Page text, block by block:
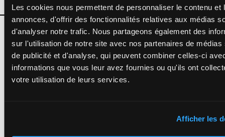
Les cookies nous permettent de personnaliser le contenu et
annonces, d'offrir des fonctionnalités relatives aux médias
d'analyser notre trafic. Nous partageons également des
sur l'utilisation de notre site avec nos partenaires de médias
de publicité et d'analyse, qui peuvent combiner celles-ci
informations que vous leur avez fournies ou qu'ils ont
votre utilisation de leurs services.
Afficher les
15
IBIKI DE
HOUELLE
Tijou P.-
M/8 - 3050m-
1'09"8
€657,110
5a 7a 2a 1a 0a
M/8 3050m
1'09"8
€657,110
5a 7a 2a
1a 0a 2a
2a (24)
4a 8a 0a